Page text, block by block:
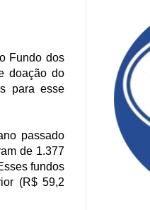
Fundo dos
doação do
para esse
passado
de 1.377
fundos
(R$ 59,2